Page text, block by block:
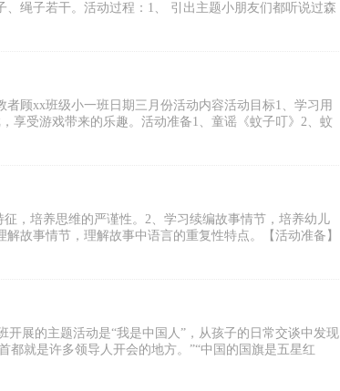
绳子若干。活动过程：1、 引出主题小朋友们都听说过森
顾xx班级小一班日期三月份活动内容活动目标1、学习用
享受游戏带来的乐趣。活动准备1、童谣《蚊子叮》2、蚊
，培养思维的严谨性。2、学习续编故事情节，培养幼儿
故事情节，理解故事中语言的重复性特点。【活动准备】
展的主题活动是“我是中国人”，从孩子的日常交谈中发现
都就是许多领导人开会的地方。”“中国的国旗是五星红